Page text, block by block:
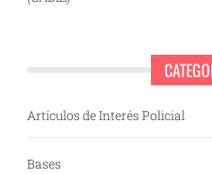
Artículos de Interés Policial
Bases